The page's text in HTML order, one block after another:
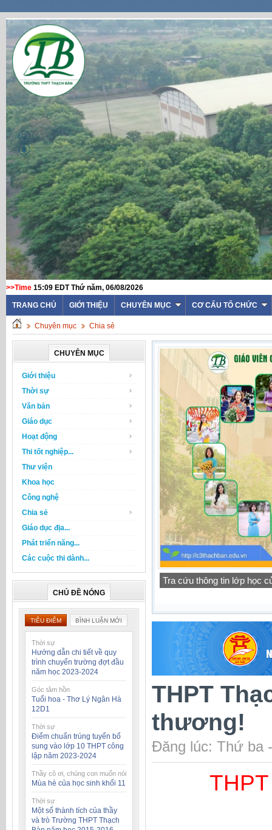
>>Time 15:09 EDT Thứ năm, 06/08/2026
TRANG CHỦ GIỚI THIỆU CHUYÊN MỤC CƠ CẤU TỔ CHỨC
Chuyên mục Chia sẻ
CHUYÊN MỤC
Giới thiệu
Thời sự
Văn bản
Giáo dục
Hoạt động
Thi tốt nghiệp...
Thư viện
Khoa học
Công nghệ
Chia sẻ
Giáo dục địa...
Phát triển năng...
Các cuộc thi dành...
CHỦ ĐỀ NÓNG
TIÊU ĐIỂM BÌNH LUẬN MỚI
Thời sự
Hướng dẫn chi tiết về quy
trình chuyển trường đợt đầu
năm học 2023-2024
Góc tâm hồn
Tuổi hoa - Thơ Lý Ngân Hà
12D1
Thời sự
Điểm chuẩn trúng tuyển bổ
sung vào lớp 10 THPT công
lập năm 2023-2024
Thầy cô ơi, chúng con muốn nói
Mùa hè của học sinh khối 11
Thời sự
Một số thành tích của thầy
và trò Trường THPT Thạch
Thông báo lịch tập trung
THPT
thương!
Đăng lúc: Thứ ba